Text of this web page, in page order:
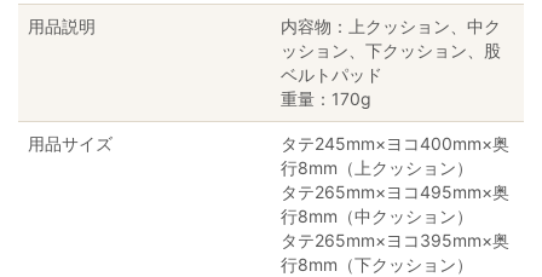
用品説明
内容物：上クッション、中ク
ッション、下クッション、股
ベルトパッド
重量：170g
用品サイズ
タテ245mm×ヨコ400mm×奥
行8mm（上クッション）
タテ265mm×ヨコ495mm×奥
行8mm（中クッション）
タテ265mm×ヨコ395mm×奥
行8mm（下クッション）